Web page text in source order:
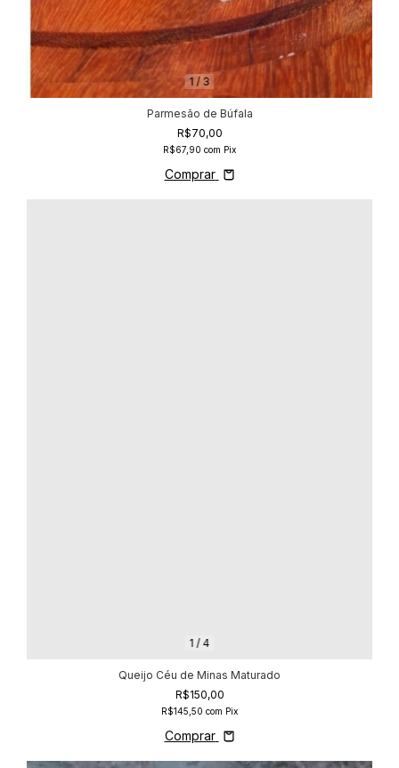
1 / 3
Parmesão de Búfala
R$70,00
R$67,90 com Pix
Comprar
1 / 4
Queijo Céu de Minas Maturado
R$150,00
R$145,50 com Pix
Comprar